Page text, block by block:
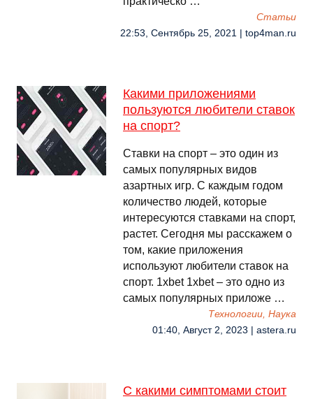
Cтатьи
22:53, Сентябрь 25, 2021 | top4man.ru
Какими приложениями
пользуются любители ставок
на спорт?
Ставки на спорт – это один из
самых популярных видов
азартных игр. С каждым годом
количество людей, которые
интересуются ставками на спорт,
растет. Сегодня мы расскажем о
том, какие приложения
используют любители ставок на
спорт. 1xbet 1xbet – это одно из
самых популярных приложе …
Технологии, Наука
01:40, Август 2, 2023 | astera.ru
С какими симптомами стоит